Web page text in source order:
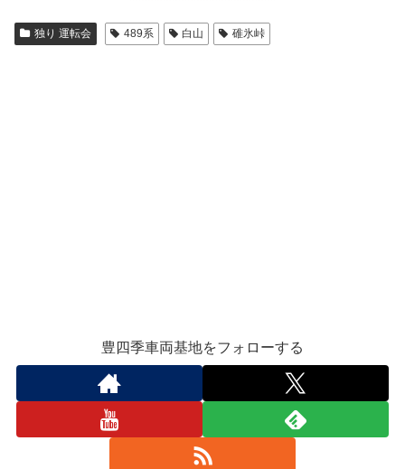
独り 運転会 489系 白山 碓氷峠
豊四季車両基地をフォローする